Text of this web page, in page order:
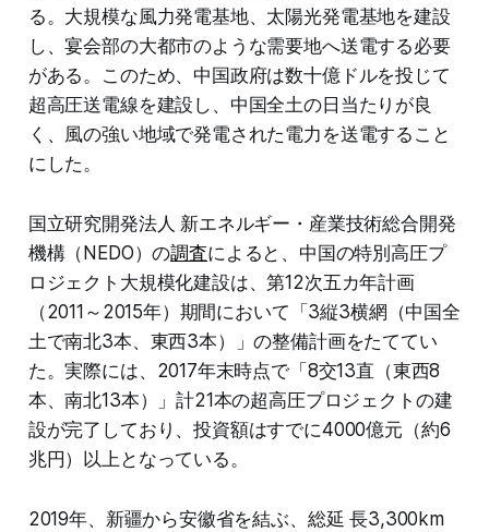
る。大規模な風力発電基地、太陽光発電基地を建設
し、宴会部の大都市のような需要地へ送電する必要
がある。このため、中国政府は数十億ドルを投じて
超高圧送電線を建設し、中国全土の日当たりが良
く、風の強い地域で発電された電力を送電すること
にした。
国立研究開発法人 新エネルギー・産業技術総合開発
機構（NEDO）の調査によると、中国の特別高圧プ
ロジェクト大規模化建設は、第12次五カ年計画
（2011～2015年）期間において「3縦3横網（中国全
土で南北3本、東西3本）」の整備計画をたててい
た。実際には、2017年末時点で「8交13直（東西8
本、南北13本）」計21本の超高圧プロジェクトの建
設が完了しており、投資額はすでに4000億元（約6
兆円）以上となっている。
2019年、新疆から安徽省を結ぶ、総延 長3,300km